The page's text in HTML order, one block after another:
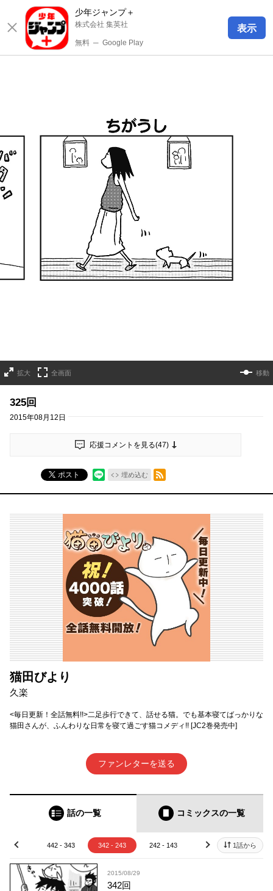
少年ジャンプ＋
株式会社 集英社
無料 ─ Google Play
表示
拡大 全画面 移動
325回
2015年08月12日
応援コメントを見る(47)
ポスト 埋め込む
RSSフィード
猫田びより
久楽
<毎日更新！全話無料!!>二足歩行できて、話せる猫。でも基本寝てばっかりな
猫田さんが、ふんわりな日常を寝て過ごす猫コメディ!! [JC2巻発売中]
ファンレターを送る
話の一覧 コミックスの一覧
- 443 442 - 343 342 - 243 242 - 143 142 - 43 42 -
prev next 1話から
2015/08/29
342回